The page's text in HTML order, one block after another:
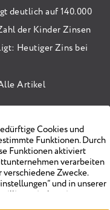
deutlich auf 140.000
der Kinder Zinsen
Heutiger Zins bei
sich zu
nach
Artikel